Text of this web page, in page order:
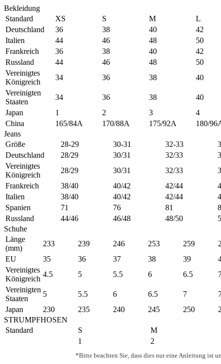
Bekleidung
Standard
XS S M
L
Deutschland
36 38 40
42
Italien
44 46 48
50
Frankreich
36 38 40
42
Russland
44 46 48
50
Vereinigtes
Königreich
34 36 38
40
Vereinigten
Staaten
34 36 38
40
Japan
1 2 3
4
China
165/84A 170/88A 175/92A
180/
Jeans
Größe
28-29 30-31 32-33
Deutschland
28/29 30/31 32/33
Vereinigtes
Königreich
28/29 30/31 32/33
Frankreich
38/40 40/42 42/44
Italien
38/40 40/42 42/44
Spanien
71 76 81
Russland
44/46 46/48 48/50
Schuhe
Länge
(mm)
233 239 246 253 259
EU
35 36 37 38 39
Vereinigtes
Königreich
4.5 5 5.5 6 6.5
Vereinigten
Staaten
5 5.5 6 6.5 7
Japan
230 235 240 245 250
STRUMPFHOSEN
Standard
S
M
1
2
*Bitte beachten Sie, dass dies nur eine Anleitung ist